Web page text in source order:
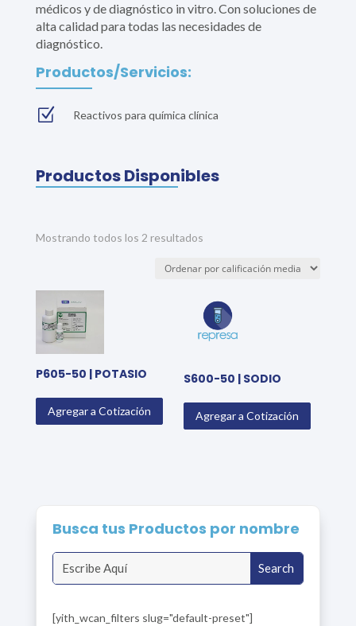
médicos y de diagnóstico in vitro. Con soluciones de
alta calidad para todas las necesidades de
diagnóstico.
Productos/Servicios:
Z Reactivos para química clínica
Productos Disponibles
Mostrando todos los 2 resultadosSorted
average
P605-50 | POTASIO
Agregar a Cotización
S600-50 | SODIO
Agregar a Cotización
Busca tus Productos por nombre
[yith_wcan_filters slug="default-preset"]